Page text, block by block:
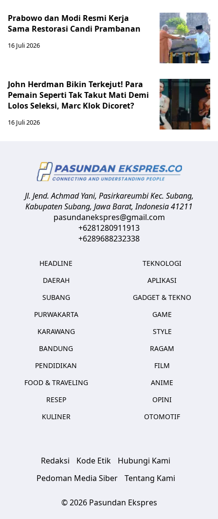
Prabowo dan Modi Resmi Kerja
Sama Restorasi Candi Prambanan
16 Juli 2026
John Herdman Bikin Terkejut! Para
Pemain Seperti Tak Takut Mati Demi
Lolos Seleksi, Marc Klok Dicoret?
16 Juli 2026
Jl. Jend. Achmad Yani, Pasirkareumbi Kec. Subang,
Kabupaten Subang, Jawa Barat,Indonesia41211
pasundanekspres@gmail.com
+6281280911913
+6289688232338
HEADLINE
DAERAH
SUBANG
PURWAKARTA
KARAWANG
BANDUNG
PENDIDIKAN
FOOD & TRAVELING
RESEP
KULINER
TEKNOLOGI
APLIKASI
GADGET & TEKNO
GAME
STYLE
RAGAM
FILM
ANIME
OPINI
OTOMOTIF
Redaksi Kode Etik
Hubungi Kami
Pedoman Media Siber
Tentang Kami
© 2026 Pasundan Ekspres